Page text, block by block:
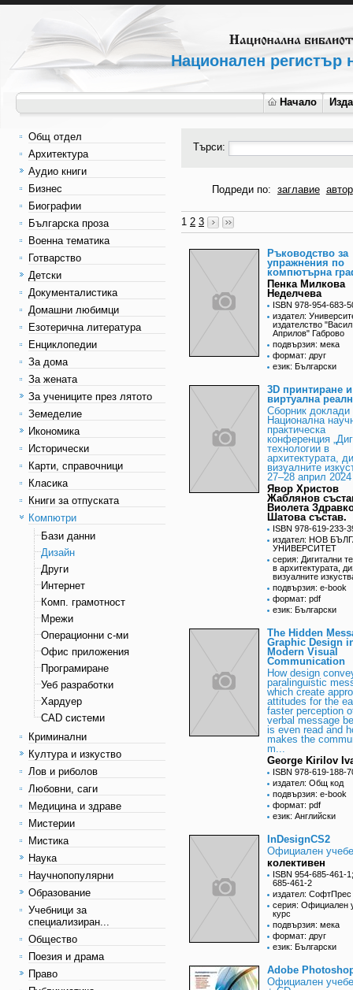
Национален регистър
Начало
Общ отдел
Архитектура
Аудио книги
Бизнес
Биографии
Българска проза
Военна тематика
Готварство
Детски
Документалистика
Домашни любимци
Езотерична литература
Енциклопедии
За дома
За жената
За учениците през лятото
Земеделие
Икономика
Исторически
Карти, справочници
Класика
Книги за отпуската
Компютри
Бази данни
Дизайн
Други
Интернет
Комп. грамотност
Мрежи
Операционни с-ми
Офис приложения
Програмиране
Уеб разработки
Хардуер
CAD системи
Криминални
Култура и изкуство
Лов и риболов
Любовни, саги
Медицина и здраве
Мистерии
Мистика
Наука
Научнопопулярни
Образование
Учебници за
специализиран...
Общество
Поезия и драма
Право
Търси:
Подреди по: заглавие автор
1 2 3
Ръководство за
упражнения по
компютърна
Пенка Милкова
Неделчева
ISBN 978-954-683-
издател:
издателство "Васил
Априлов" Габрово
подвързия: мека
формат: друг
език: Български
3D принтиране и
виртуална
Сборник доклади
Национална
практическа
конференция
технологии в
архитектурата,
визуалните
27–28 април 2024
Явор Христов
Жаблянов
Виолета
Шатова състав.
ISBN 978-619-233-
издател: НОВ
УНИВЕРСИТЕТ
серия: Дигитални
в архитектурата,
визуалните
подвързия: e-book
формат: pdf
език: Български
The Hidden
Graphic Design
Modern Visual
Communication
How design
paralinguistic
which create
attitudes for the
faster perception
verbal message
is even read and
makes the
m...
George Kirilov
ISBN 978-619-188-
издател: Общ код
подвързия: e-book
формат: pdf
език: Английски
InDesignCS2
Официален
колективен
ISBN 954-685-461-
685-461-2
издател: СофтПрес
серия: Официален
курс
подвързия: мека
формат: друг
език: Български
Adobe
Официален